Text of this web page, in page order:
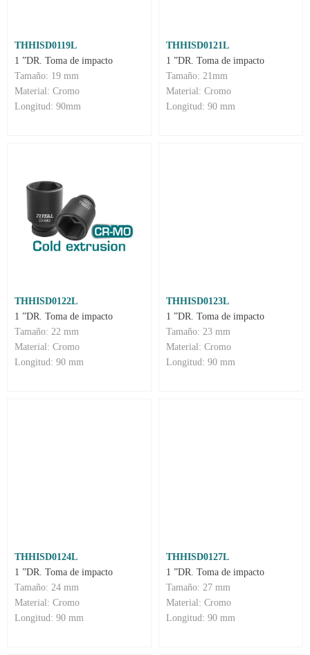
THHISD0119L
1 ”DR. Toma de impacto
Tamaño: 19 mm
Material: Cromo
Longitud: 90mm
THHISD0121L
1 ”DR. Toma de impacto
Tamaño: 21mm
Material: Cromo
Longitud: 90 mm
THHISD0122L
1 ”DR. Toma de impacto
Tamaño: 22 mm
Material: Cromo
Longitud: 90 mm
THHISD0123L
1 ”DR. Toma de impacto
Tamaño: 23 mm
Material: Cromo
Longitud: 90 mm
THHISD0124L
1 ”DR. Toma de impacto
Tamaño: 24 mm
Material: Cromo
Longitud: 90 mm
THHISD0127L
1 ”DR. Toma de impacto
Tamaño: 27 mm
Material: Cromo
Longitud: 90 mm